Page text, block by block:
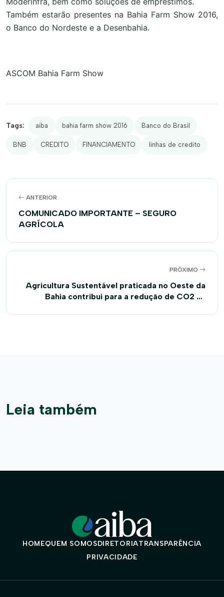
Também estarão presentes na Bahia Farm Show 2016,
o Banco do Nordeste e a Desenbahia.
ASCOM Bahia Farm Show
Tags: aiba bahia farm show 2016 Banco do Brasil
BNB CREDITO FINANCIAMENTO linhas de credito
ANTERIOR
COMUNICADO IMPORTANTE – SEGURO
AGRÍCOLA
PRÓXIMO
Agricultura Sustentável praticada no Oeste da
Bahia contribui para a redução de CO2 na
Leia também
HOMEQUEM SOMOSDIRETORIATRANSPARÊNCIA
PRIVACIDADE